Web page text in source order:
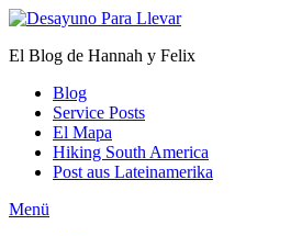
Zum
springen
El Blog de Hannah y Felix
Blog
Service Posts
El Mapa
Hiking South America
Post aus Lateinamerika
Menü